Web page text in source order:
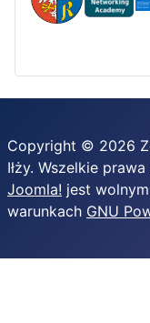
Copyright © 2026
Iłży. Wszelkie
Joomla! jest
warunkach GNU